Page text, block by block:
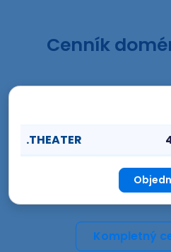
Cenník
.THEATER
Kompletný